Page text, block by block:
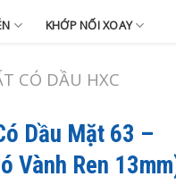
KHỚP NỐI XOAY
CÓ DẦU HXC
Dầu Mặt 63 –
Vành Ren